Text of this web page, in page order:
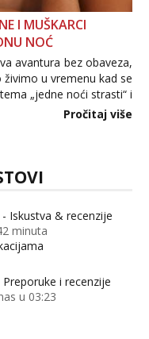
I MUŠKARCI
NOĆ
avantura bez obaveza,
u vremenu kad se
„jedne noći strasti“ i
misle žene, a što
Pročitaj više
- Iskustva & recenzije
minuta
Preporuke i recenzije
u 03:23